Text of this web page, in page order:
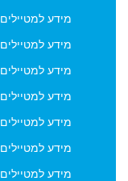
מידע
מידע
מידע
מידע
מידע
מידע
מידע